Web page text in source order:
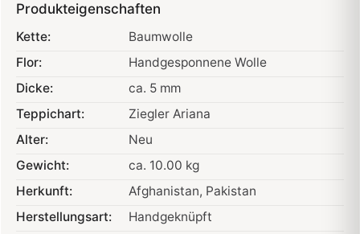
Produkteigenschaften
Kette:
Baumwolle
Flor:
Handgesponnene Wolle
Dicke:
ca. 5 mm
Teppichart:
Ziegler Ariana
Alter:
Neu
Gewicht:
ca. 10.00 kg
Herkunft:
Afghanistan, Pakistan
Herstellungsart:
Handgeknüpft